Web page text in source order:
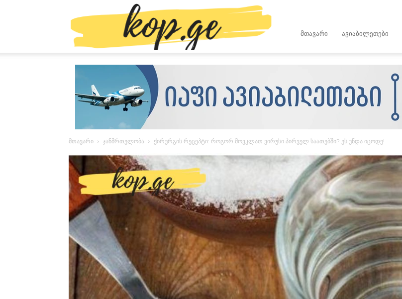
kop.ge
ᲛᲗᲐᲕᲐᲠᲘ ᲐᲕᲘᲐᲑᲘᲚᲔᲗᲔᲑᲘ
მთავარი ჯანმრთელობა ქირურგის რეცეპტი: როგორ მოვკლათ ვირუსი პირველ საათებში? ეს უნდა იცოდე!